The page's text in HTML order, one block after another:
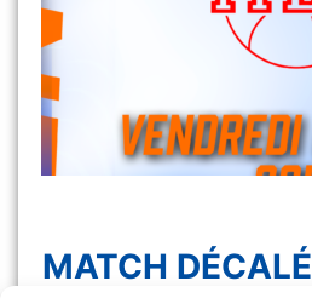
MATCH DÉCALÉ